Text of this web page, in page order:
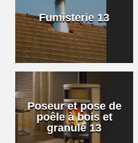
Fumisterie 13
Poseur et pose de
poêle à bois et
granulé 13